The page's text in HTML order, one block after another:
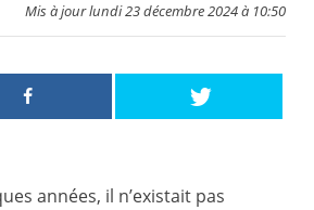
Mis à jour lundi 23 décembre 2024 à 10:50
années, il n’existait pas